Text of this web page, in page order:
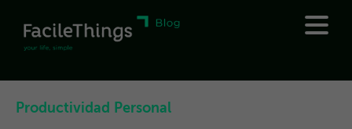
Productividad Personal